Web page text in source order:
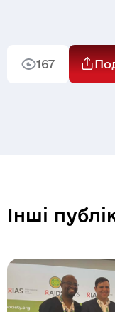
167
Інші
Надіслати